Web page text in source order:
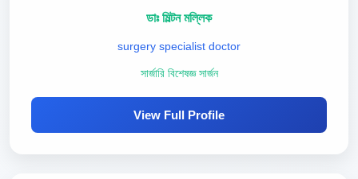
ডাঃ মিল্টন মল্লিক
surgery specialist doctor
সার্জারি বিশেষজ্ঞ সার্জন
View Full Profile